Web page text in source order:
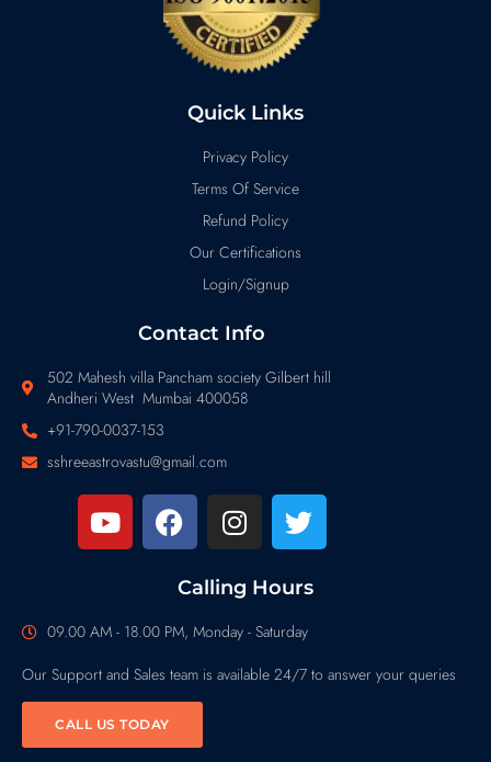
Quick Links
Privacy Policy
Terms Of Service
Refund Policy
Our Certifications
Login/Signup
Contact Info
502 Mahesh villa Pancham society Gilbert hill
Andheri West Mumbai 400058
+91-790-0037-153
sshreeastrovastu@gmail.com
Calling Hours
09.00 AM - 18.00 PM, Monday - Saturday
Our Support and Sales team is available 24/7 to answer your queries
CALL US TODAY